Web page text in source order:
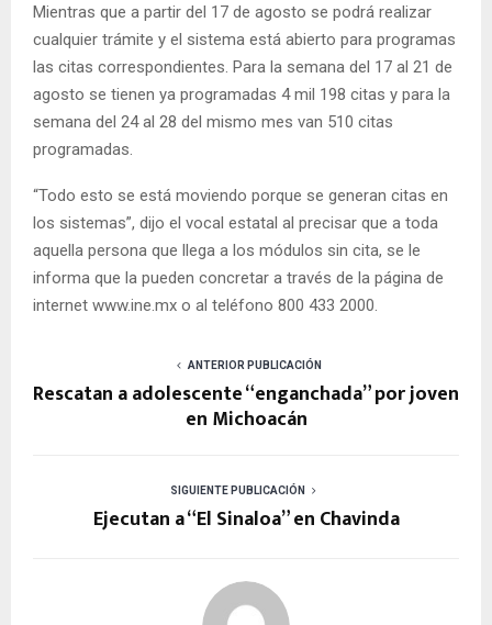
Mientras que a partir del 17 de agosto se podrá realizar
cualquier trámite y el sistema está abierto para programas
las citas correspondientes. Para la semana del 17 al 21 de
agosto se tienen ya programadas 4 mil 198 citas y para la
semana del 24 al 28 del mismo mes van 510 citas
programadas.
“Todo esto se está moviendo porque se generan citas en
los sistemas”, dijo el vocal estatal al precisar que a toda
aquella persona que llega a los módulos sin cita, se le
informa que la pueden concretar a través de la página de
internet www.ine.mx o al teléfono 800 433 2000.
ANTERIOR PUBLICACIÓN
Rescatan a adolescente “enganchada” por joven
en Michoacán
SIGUIENTE PUBLICACIÓN
Ejecutan a “El Sinaloa” en Chavinda